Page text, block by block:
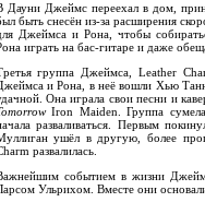
Дауни Джеймс переехал в дом,
быть снесён из-за расширения
Джеймса и Рона, чтобы
играть на бас-гитаре и даже
группа Джеймса, Leather
и Рона, в неё вошли Хью
Она играла свои песни и
Iron Maiden. Группа сумела
разваливаться. Первым
ушёл в другую, более
развалилась.
событием в жизни
Ульрихом. Вместе они